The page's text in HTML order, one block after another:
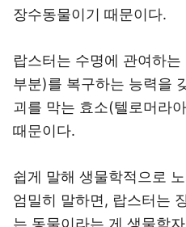
장수동물이기 때문이다.
랍스터는 수명에 관여하
부분)를 복구하는 능력을
괴를 막는 효소(텔로머라
때문이다.
쉽게 말해 생물학적으로
엄밀히 말하면, 랍스터는
는 동물이라는 게 생물학